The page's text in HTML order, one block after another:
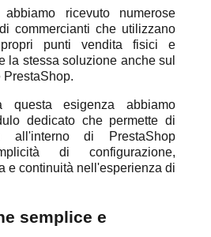
ricevuto numerose
commercianti che utilizzano
punti vendita fisici e
la stessa soluzione anche sul
PrestaShop.
questa esigenza abbiamo
dedicato che permette di
all'interno di PrestaShop
di configurazione,
e continuità nell'esperienza di
semplice e